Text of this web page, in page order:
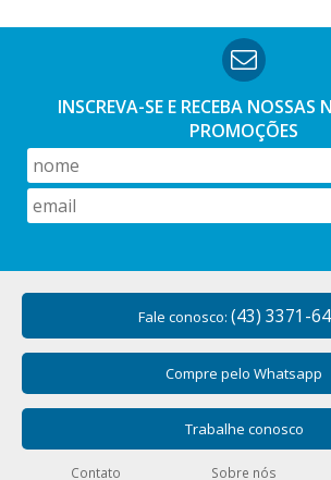
INSCREVA-SE E RECEBA NOSSAS
PROMOÇÕES
Fale conosco: (43) 3371-
Compre pelo Whatsapp
Trabalhe conosco
Contato Sobre nós